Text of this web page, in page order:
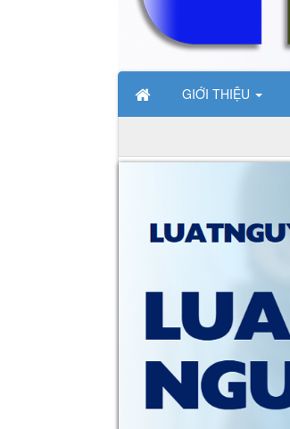
GIỚI THIỆU